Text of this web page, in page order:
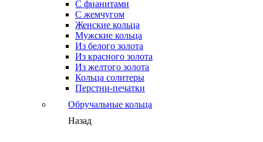
С фианитами
С жемчугом
Женские кольца
Мужские кольца
Из белого золота
Из красного золота
Из желтого золота
Кольца солитеры
Перстни-печатки
Обручальные кольца
Назад